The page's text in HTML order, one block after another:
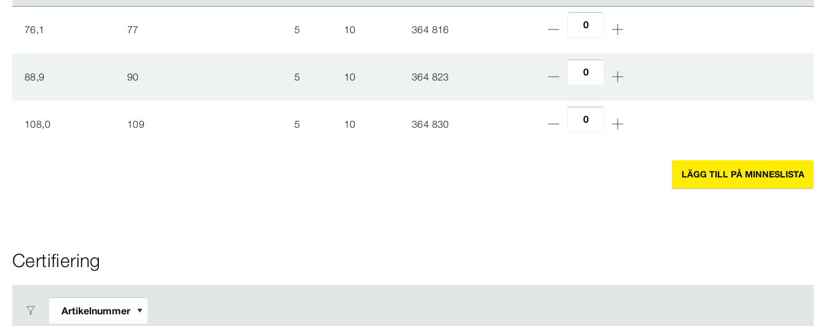
76,1 77 5 10 364 816
88,9 90 5 10 364 823
108,0 109 5 10 364 830
LÄGG TILL PÅ MINNESLISTA
Certifiering